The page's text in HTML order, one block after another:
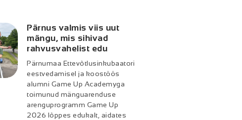
Pärnus valmis viis uut
mängu, mis sihivad
rahvusvahelist edu
Pärnumaa Ettevõtlusinkubaatori
eestvedamisel ja koostöös
alumni Game Up Academyga
toimunud mänguarenduse
arenguprogramm Game Up
2026 lõppes edukalt, aidates